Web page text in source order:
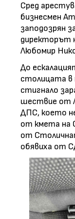
Сред
бизнесмен
заподозрян
директорът
Любомир
До
столицата в
стигнало
шествие от
ДПС, което
от кмета на
от
обявиха от